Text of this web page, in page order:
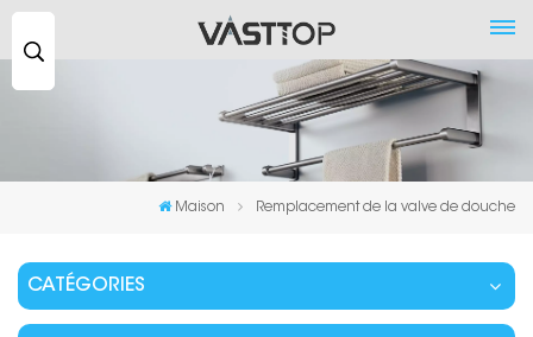
Maison Remplacement de la valve de douche
CATÉGORIES